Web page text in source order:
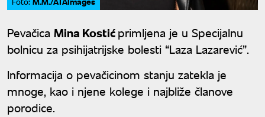
Pevačica Mina Kostićprimljena je u Specijalnu
bolnicu za psihijatrijske bolesti “Laza Lazarević”.
Informacija o pevačicinom stanju zatekla je
mnoge, kao i njene kolege i najbliže članove
porodice.